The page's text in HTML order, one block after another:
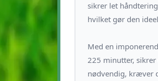
sikrer let
hvilket gør den
Med en
225 minutter,
nødvendig, kræver